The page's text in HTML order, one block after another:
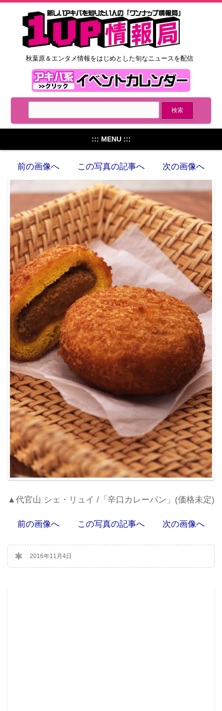
秋葉原＆エンタメ情報をはじめとした旬なニュースを配信
::: MENU :::
前の画像へ この写真の記事へ 次の画像へ
▲代官山 シェ・リュイ /「辛口カレーパン」(価格未定)
前の画像へ この写真の記事へ 次の画像へ
2016年11月4日